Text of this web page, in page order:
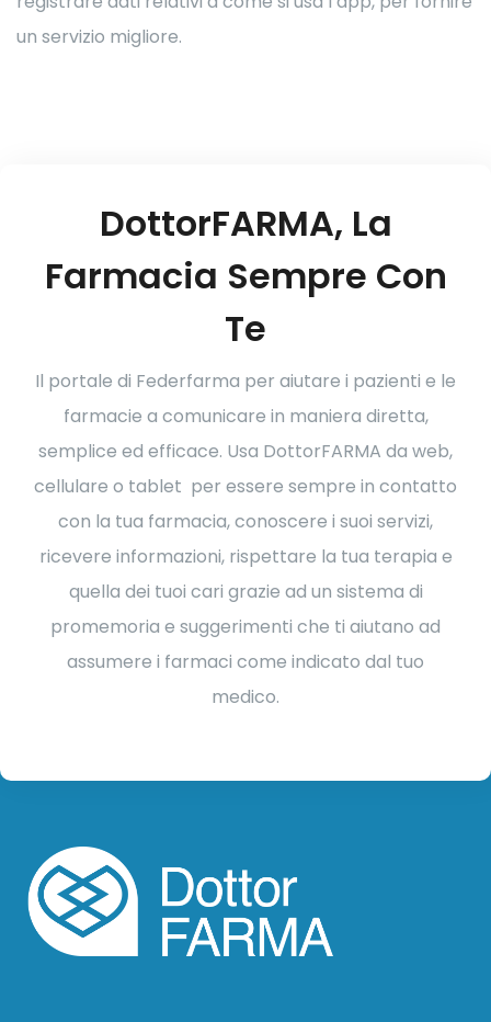
un servizio migliore.
DottorFARMA, La
Farmacia Sempre Con
Te
Il portale di Federfarma per aiutare i pazienti e le
farmacie a comunicare in maniera diretta,
semplice ed efficace. Usa DottorFARMA da web,
cellulare o tablet per essere sempre in contatto
con la tua farmacia, conoscere i suoi servizi,
ricevere informazioni, rispettare la tua terapia e
quella dei tuoi cari grazie ad un sistema di
promemoria e suggerimenti che ti aiutano ad
assumere i farmaci come indicato dal tuo
medico.